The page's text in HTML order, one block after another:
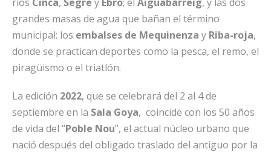
grandes masas de agua que bañan el término
municipal: los embalses de Mequinenza y Riba-roja,
donde se practican deportes como la pesca, el remo, el
piragüismo o el triatlón.
La edición 2022, que se celebrará del 2 al 4 de
septiembre en la Sala Goya, coincide con los 50 años
de vida del “Poble Nou”, el actual núcleo urbano que
nació después del obligado traslado del antiguo por la